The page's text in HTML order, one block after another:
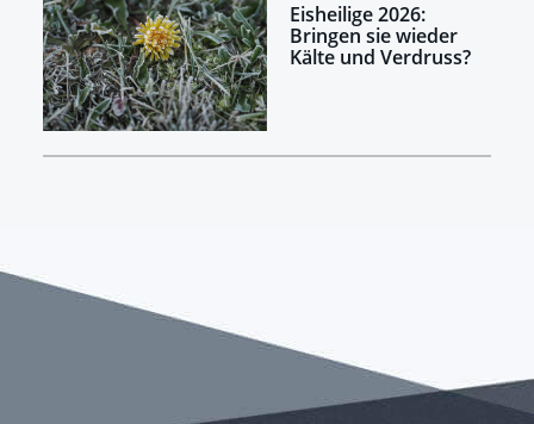
Eisheilige 2026:
Bringen sie wieder
Kälte und Verdruss?